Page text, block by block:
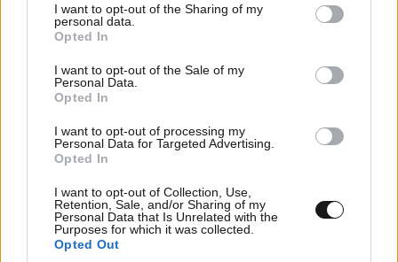
not limited to your visit or usage behaviour. You may click to
grant or deny consent to Google and its third-party tags to
use your data for below specified purposes in below Google
consent section.
I want to opt-out of the Sharing of my
personal data.
Opted In
I want to opt-out of the Sale of my
Personal Data.
Opted In
I want to opt-out of processing my
Personal Data for Targeted Advertising.
Opted In
I want to opt-out of Collection, Use,
Retention, Sale, and/or Sharing of my
Personal Data that Is Unrelated with the
Purposes for which it was collected.
Opted Out